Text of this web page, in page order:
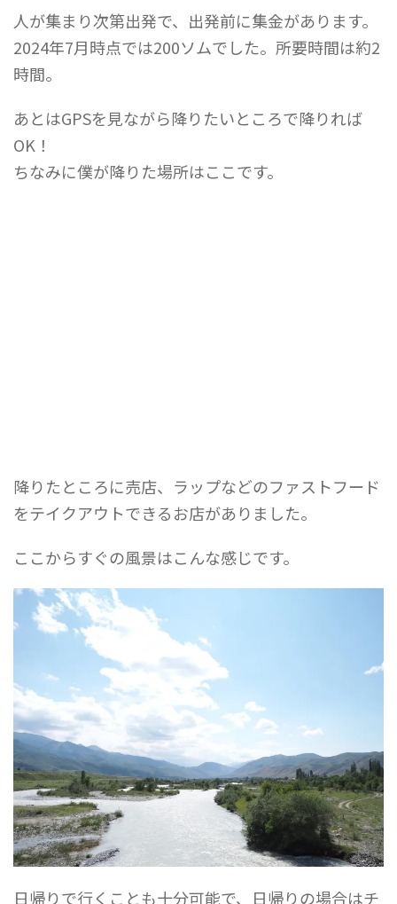
人が集まり次第出発で、出発前に集金があります。
2024年7月時点では200ソムでした。所要時間は約2
時間。
あとはGPSを見ながら降りたいところで降りれば
OK！
ちなみに僕が降りた場所はここです。
降りたところに売店、ラップなどのファストフード
をテイクアウトできるお店がありました。
ここからすぐの風景はこんな感じです。
日帰りで行くことも十分可能で、日帰りの場合はチ